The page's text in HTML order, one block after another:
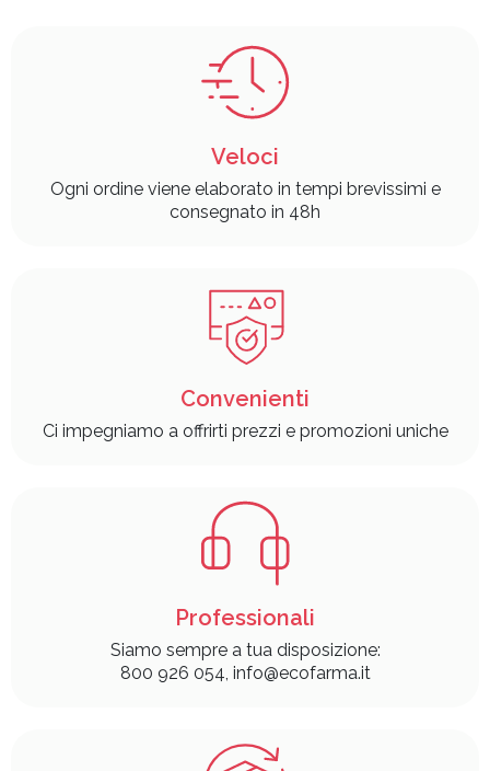
Veloci
Ogni ordine viene elaborato in tempi brevissimi e
consegnato in 48h
Convenienti
Ci impegniamo a offrirti prezzi e promozioni uniche
Professionali
Siamo sempre a tua disposizione:
800 926 054, info@ecofarma.it